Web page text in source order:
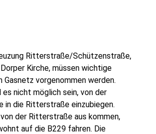
Ritterstraße/Schützenstraße,
Kirche, müssen wichtige
Gasnetz vorgenommen werden.
es nicht möglich sein, von der
in die Ritterstraße einzubiegen.
der Ritterstraße aus kommen,
auf die B229 fahren. Die